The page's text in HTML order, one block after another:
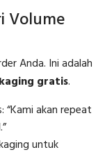
Volume
Anda. Ini adalah
gratis.
akan repeat
untuk